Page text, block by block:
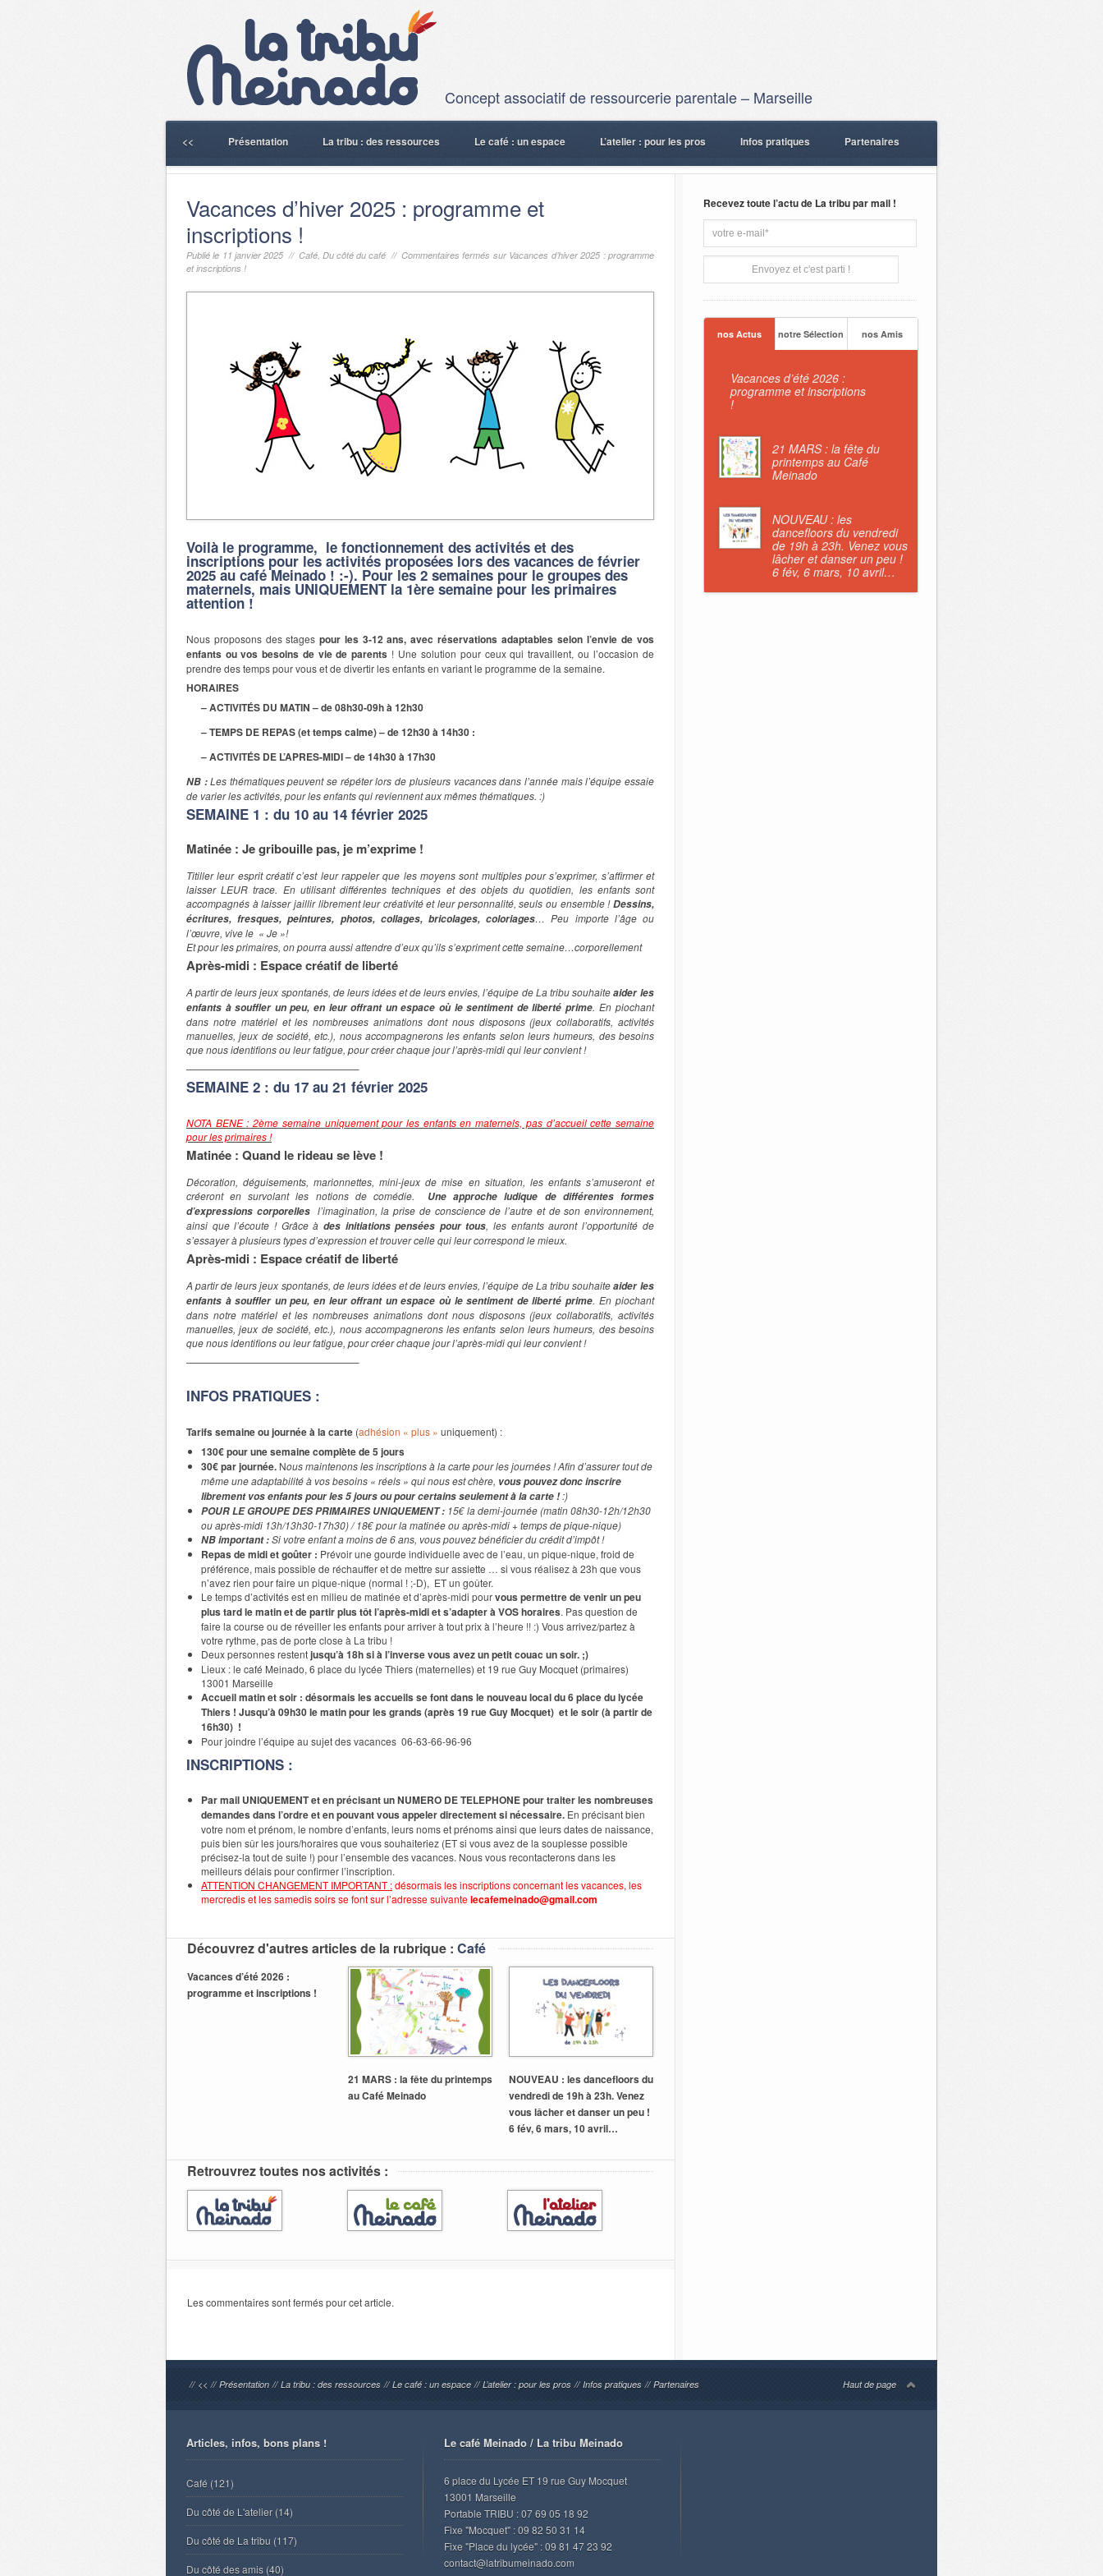
Concept associatif de ressourcerie parentale – Marseille
<< Présentation La tribu : des ressources Le café : un espace L’atelier : pour les pros Infos pratiques Partenaires
Vacances d’hiver 2025 : programme et
inscriptions !
Publié le 11 janvier 2025 // Café, Du côté du café // Commentaires fermés sur Vacances d’hiver 2025 : programme
et inscriptions !
Voilà le programme, le fonctionnement des activités et des
inscriptions pour les activités proposées lors des vacances de février
2025 au café Meinado ! :-). Pour les 2 semaines pour le groupes des
maternels, mais UNIQUEMENT la 1ère semaine pour les primaires
attention !
Nous proposons des stages pour les 3-12 ans, avec réservations adaptables selon l’envie de vos
enfants ou vos besoins de vie de parents ! Une solution pour ceux qui travaillent, ou l’occasion de
prendre des temps pour vous et de divertir les enfants en variant le programme de la semaine.
HORAIRES
– ACTIVITÉS DU MATIN – de 08h30-09h à 12h30
– TEMPS DE REPAS (et temps calme) – de 12h30 à 14h30 :
– ACTIVITÉS DE L’APRES-MIDI – de 14h30 à 17h30
NB :Les thématiques peuvent se répéter lors de plusieurs vacances dans l’année mais l’équipe essaie
de varier les activités, pour les enfants qui reviennent aux mêmes thématiques. :)
SEMAINE 1 : du 10 au 14 février 2025
Matinée : Je gribouille pas, je m’exprime !
Titiller leur esprit créatif c’est leur rappeler que les moyens sont multiples pour s’exprimer, s’affirmer et
laisser LEUR trace. En utilisant différentes techniques et des objets du quotidien, les enfants sont
accompagnés à laisser jaillir librement leur créativité et leur personnalité, seuls ou ensemble !Dessins,
écritures, fresques, peintures, photos, collages, bricolages, coloriages… Peu importe l’âge ou
l’œuvre, vive le « Je »!
Et pour les primaires, on pourra aussi attendre d’eux qu’ils s’expriment cette semaine…corporellement
Après-midi : Espace créatif de liberté
A partir de leurs jeux spontanés, de leurs idées et de leurs envies, l’équipe de La tribu souhaiteaider les
enfants à souffler un peu, en leur offrant un espace où le sentiment de liberté prime. En piochant
dans notre matériel et les nombreuses animations dont nous disposons (jeux collaboratifs, activités
manuelles, jeux de société, etc.), nous accompagnerons les enfants selon leurs humeurs, des besoins
que nous identifions ou leur fatigue, pour créer chaque jour l’après-midi qui leur convient !
—————————————————–
SEMAINE 2 : du 17 au 21 février 2025
NOTA BENE : 2ème semaine uniquement pour les enfants en maternels, pas d’accueil cette semaine
pour les primaires !
Matinée : Quand le rideau se lève !
Décoration, déguisements, marionnettes, mini-jeux de mise en situation, les enfants s’amuseront et
créeront en survolant les notions de comédie. Une approche ludique de différentes formes
d’expressions corporelles l’imagination, la prise de conscience de l’autre et de son environnement,
ainsi que l’écoute ! Grâce à des initiations pensées pour tous, les enfants auront l’opportunité de
s’essayer à plusieurs types d’expression et trouver celle qui leur correspond le mieux.
Après-midi : Espace créatif de liberté
A partir de leurs jeux spontanés, de leurs idées et de leurs envies, l’équipe de La tribu souhaiteaider les
enfants à souffler un peu, en leur offrant un espace où le sentiment de liberté prime. En piochant
dans notre matériel et les nombreuses animations dont nous disposons (jeux collaboratifs, activités
manuelles, jeux de société, etc.), nous accompagnerons les enfants selon leurs humeurs, des besoins
que nous identifions ou leur fatigue, pour créer chaque jour l’après-midi qui leur convient !
—————————————————–
INFOS PRATIQUES :
Tarifs semaine ou journée à la carte (adhésion « plus » uniquement) :
130€ pour une semaine complète de 5 jours
30€ par journée. Nous maintenons les inscriptions à la carte pour les journées ! Afin d’assurer tout de
même une adaptabilité à vos besoins « réels » qui nous est chère, vouspouvez donc inscrire
librement vos enfants pour les 5 jours ou pour certains seulement à la carte !:)
POUR LE GROUPE DES PRIMAIRES UNIQUEMENT : 15€ la demi-journée (matin 08h30-12h/12h30
ou après-midi 13h/13h30-17h30) / 18€ pour la matinée ou après-midi + temps de pique-nique)
NB important :Si votre enfant a moins de 6 ans, vous pouvez bénéficier du crédit d’impôt !
Repas de midi et goûter : Prévoir une gourde individuelle avec de l’eau, un pique-nique, froid de
préférence, mais possible de réchauffer et de mettre sur assiette … si vous réalisez à 23h que vous
n’avez rien pour faire un pique-nique (normal ! ;-D), ET un goûter.
Le temps d’activités est en milieu de matinée et d’après-midi pourvous permettre de venir un peu
plus tard le matin et de partir plus tôt l’après-midi et s’adapter à VOS horaires. Pas question de
faire la course ou de réveiller les enfants pour arriver à tout prix à l’heure !! :) Vous arrivez/partez à
votre rythme, pas de porte close à La tribu !
Deux personnes restentjusqu’à 18h si à l’inverse vous avez un petit couac un soir. ;)
Lieux : le café Meinado, 6 place du lycée Thiers (maternelles) et 19 rue Guy Mocquet (primaires)
13001 Marseille
Accueil matin et soir : désormais les accueils se font dans le nouveau local du 6 place du lycée
Thiers ! Jusqu’à 09h30 le matin pour les grands (après 19 rue Guy Mocquet) et le soir (à partir de
16h30) !
Pour joindre l’équipe au sujet des vacances 06-63-66-96-96
INSCRIPTIONS :
Par mail UNIQUEMENT et en précisant un NUMERO DE TELEPHONE pour traiter les nombreuses
demandes dans l’ordre et en pouvant vous appeler directement si nécessaire. En précisant bien
votre nom et prénom, le nombre d’enfants, leurs noms et prénoms ainsi que leurs dates de naissance,
puis bien sûr les jours/horaires que vous souhaiteriez (ET si vous avez de la souplesse possible
précisez-la tout de suite !) pour l’ensemble des vacances. Nous vous recontacterons dans les
meilleurs délais pour confirmer l’inscription.
ATTENTION CHANGEMENT IMPORTANT :désormais les inscriptions concernant les vacances, les
mercredis et les samedis soirs se font sur l’adresse suivantelecafemeinado@gmail.com
Découvrez d'autres articles de la rubrique : Café
Vacances d’été 2026 :
programme et inscriptions !
21 MARS : la fête du printemps
au Café Meinado
NOUVEAU : les dancefloors du
vendredi de 19h à 23h. Venez
vous lâcher et danser un peu !
6 fév, 6 mars, 10 avril…
Retrouvrez toutes nos activités :
Les commentaires sont fermés pour cet article.
Recevez toute l’actu de La tribu par mail !
nos Actus notre Sélection nos Amis
Vacances d’été 2026 :
programme et inscriptions
!
21 MARS : la fête du
printemps au Café
Meinado
NOUVEAU : les
dancefloors du vendredi
de 19h à 23h. Venez vous
lâcher et danser un peu !
6 fév, 6 mars, 10 avril…
// << // Présentation // La tribu : des ressources // Le café : un espace // L’atelier : pour les pros // Infos pratiques // Partenaires Haut de page
Articles, infos, bons plans !
Café (121)
Du côté de L'atelier (14)
Du côté de La tribu (117)
Du côté des amis (40)
Le café Meinado / La tribu Meinado
6 place du Lycée ET 19 rue Guy Mocquet
13001 Marseille
Portable TRIBU : 07 69 05 18 92
Fixe "Mocquet" : 09 82 50 31 14
Fixe "Place du lycée" : 09 81 47 23 92
contact@latribumeinado.com